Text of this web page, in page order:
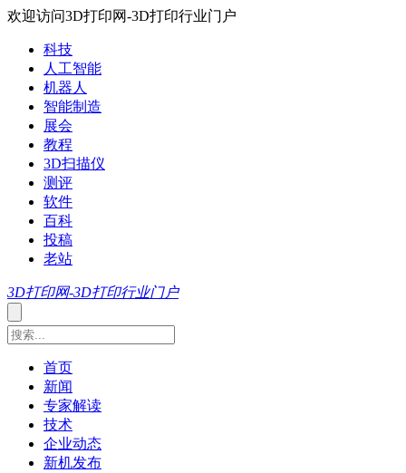
欢迎访问3D打印网-3D打印行业门户
科技
人工智能
机器人
智能制造
展会
教程
3D扫描仪
测评
软件
百科
投稿
老站
3D打印网-3D打印行业门户
首页
新闻
专家解读
技术
企业动态
新机发布